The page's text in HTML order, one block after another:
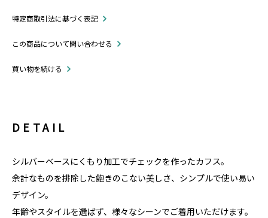
特定商取引法に基づく表記
この商品について問い合わせる
買い物を続ける
DETAIL
シルバーベースにくもり加工でチェックを作ったカフス。
余計なものを排除した飽きのこない美しさ、シンプルで使い易い
デザイン。
年齢やスタイルを選ばず、様々なシーンでご着用いただけます。